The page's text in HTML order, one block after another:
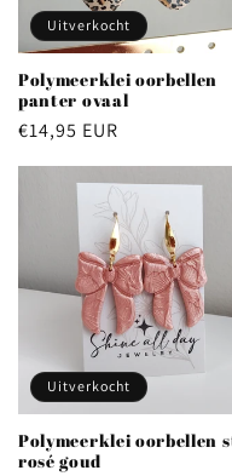
e
:
Uitverkocht
Polymeerklei oorbellen
panter ovaal
Normale
€14,95 EUR
Uitverkocht
Polymeerklei oorbellen
rosé goud